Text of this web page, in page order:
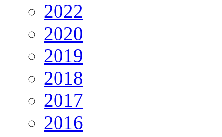
2022
2020
2019
2018
2017
2016